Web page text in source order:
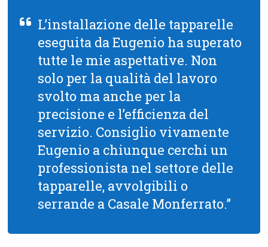
L’installazione delle tapparelle
eseguita da Eugenio ha superato
tutte le mie aspettative. Non
solo per la qualità del lavoro
svolto ma anche per la
precisione e l’efficienza del
servizio. Consiglio vivamente
Eugenio a chiunque cerchi un
professionista nel settore delle
tapparelle, avvolgibili o
serrande a Casale Monferrato.”